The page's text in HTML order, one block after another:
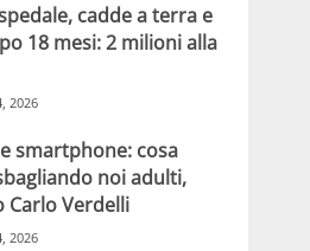
cadde a terra e
18 mesi: 2 milioni alla
2026
smartphone: cosa
noi adulti,
Carlo Verdelli
2026